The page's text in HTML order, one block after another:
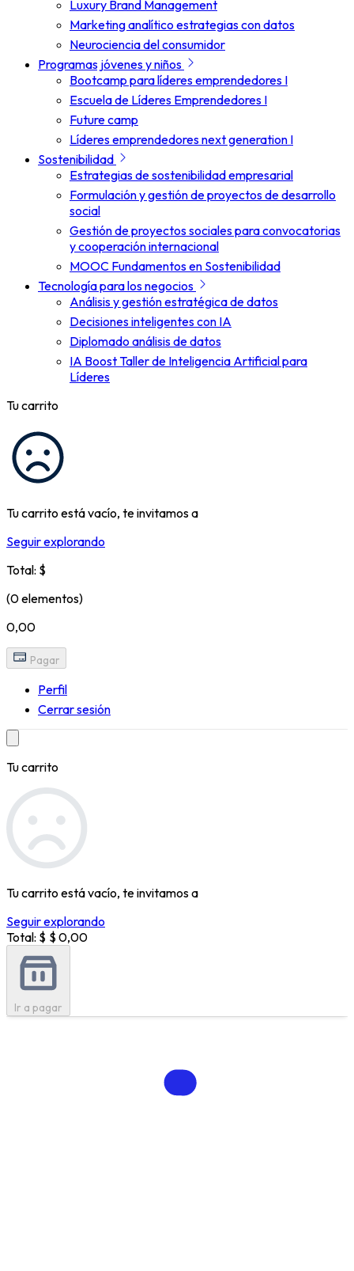
Luxury Brand Management
Marketing analítico estrategias con datos
Neurociencia del consumidor
Programas jóvenes y niños
Bootcamp para líderes emprendedores I
Escuela de Líderes Emprendedores I
Future camp
Líderes emprendedores next generation I
Sostenibilidad
Estrategias de sostenibilidad empresarial
Formulación y gestión de proyectos de desarrollo
social
Gestión de proyectos sociales para convocatorias
y cooperación internacional
MOOC Fundamentos en Sostenibilidad
Tecnología para los negocios
Análisis y gestión estratégica de datos
Decisiones inteligentes con IA
Diplomado análisis de datos
IA Boost Taller de Inteligencia Artificial para
Líderes
Tu carrito
Tu carrito está vacío, te invitamos a
Seguir explorando
Total: $
(0 elementos)
0,00
Pagar
Perfil
Cerrar sesión
Tu carrito
Tu carrito está vacío, te invitamos a
Seguir explorando
Total: $ $ 0,00
Ir a pagar